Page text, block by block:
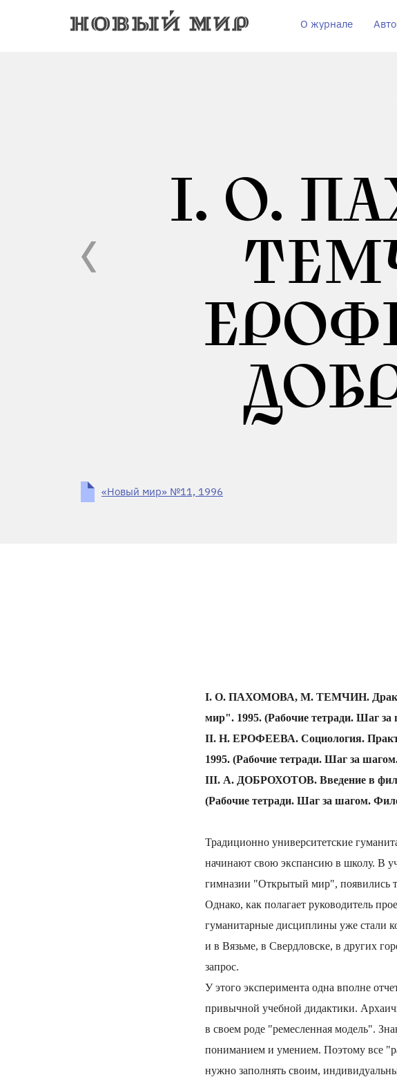
О журнале
I. О.
«Новый мир» №11, 1996
I. О. ПАХОМОВА, М. ТЕМЧИН. Драка с
мир". 1995. (Рабочие тетради. Шаг за
II. Н. ЕРОФЕЕВА. Социология.
1995. (Рабочие тетради. Шаг за
III. А. ДОБРОХОТОВ. Введение в
(Рабочие тетради. Шаг за шагом.
Традиционно университетские
начинают свою экспансию в школу. В
гимназии "Открытый мир", появились
Однако, как полагает руководитель
гуманитарные дисциплины уже стали
и в Вязьме, в Свердловске, в других
запрос.
У этого эксперимента одна вполне
привычной учебной дидактики.
в своем роде "ремесленная модель".
пониманием и умением. Поэтому все
нужно заполнять своим,